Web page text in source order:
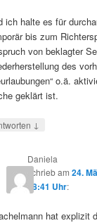
ich halte es für
bis zum
von beklagter
des
o.ä.
geklärt ist.
↓
Daniela
schriebam 24.
08:41 Uhr:
hat explizit